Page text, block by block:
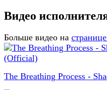
Видео
Больше видео на
The Breathing Process -